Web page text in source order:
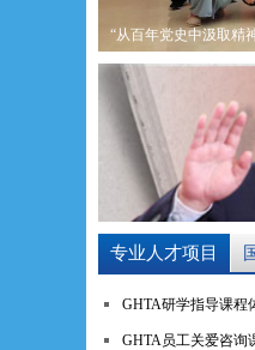
凝心聚
专业人才项目
GHTA研学指导课程
GHTA员工关爱咨询